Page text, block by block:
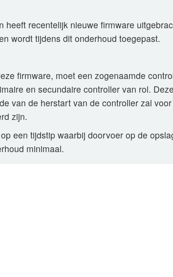
heeft recentelijk nieuwe firmware
wordt tijdens dit onderhoud toegepast.
firmware, moet een zogenaamde
en secundaire controller van rol.
van de herstart van de controller zal
zijn.
een tijdstip waarbij doorvoer op de
minimaal.